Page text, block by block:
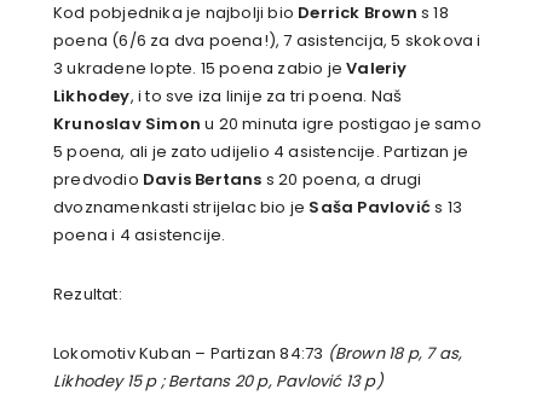
Kod pobjednika je najbolji bio Derrick Brown s 18
poena (6/6 za dva poena!), 7 asistencija, 5 skokova i
3 ukradene lopte. 15 poena zabio jeValeriy
Likhodey, i to sve iza linije za tri poena. Naš
Krunoslav Simon u 20 minuta igre postigao je samo
5 poena, ali je zato udijelio 4 asistencije. Partizan je
predvodio Davis Bertans s 20 poena, a drugi
dvoznamenkasti strijelac bio je Saša Pavlovićs 13
poena i 4 asistencije.
Rezultat:
Lokomotiv Kuban – Partizan 84:73 (Brown 18 p, 7 as,
Likhodey 15 p ; Bertans 20 p, Pavlović 13 p)